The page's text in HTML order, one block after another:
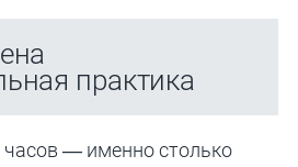
практика
часов — именно столько